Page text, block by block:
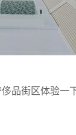
品街区体验一下